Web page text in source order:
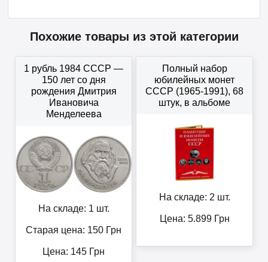
Похожие товары из этой категории
1 рубль 1984 СССР —
150 лет со дня
рождения Дмитрия
Ивановича
Менделеева
На складе: 1 шт.
Старая цена: 150 Грн
Цена: 145 Грн
Полный набор
юбилейных монет
СССР (1965-1991), 68
штук, в альбоме
На складе: 2 шт.
Цена: 5.899Грн